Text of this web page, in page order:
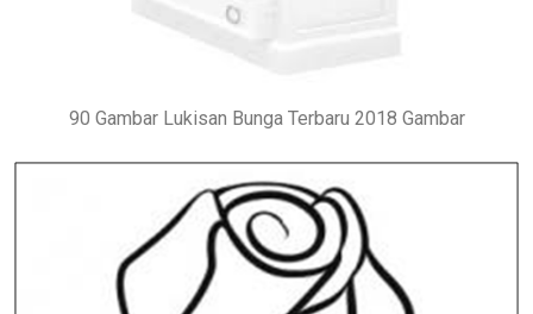
90 Gambar Lukisan Bunga Terbaru 2018 Gambar